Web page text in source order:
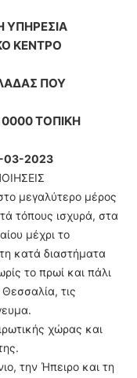
ΥΠΗΡΕΣΙΑ
ΚΕΝΤΡΟ
ΠΟΥ
ΤΟΠΙΚΗ
03-2023
μεγαλύτερο μέρος
τόπους ισχυρά, στα
μέχρι το
κατά διαστήματα
το πρωί και πάλι
τις
χώρας και
την Ήπειρο και τη